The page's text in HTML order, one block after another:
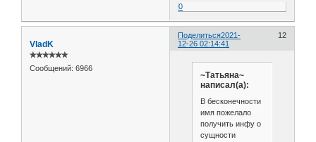
0
Поделиться 12
2021-
12-26 02:14:41
VladK
✯✯✯✯✯✯
Сообщений: 6966
~Татьяна~
написал(а):
В бесконечности
имя пожелало
получить инфу о
сущности